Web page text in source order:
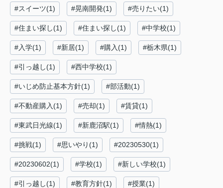
#スイーツ(1) #晃南開発(1) #売りたい(1)
#住まい探し(1) #住まい探し(1) #中学校(1)
#入学(1) #新居(1) #購入(1) #栃木県(1)
#引っ越し(1) #西中学校(1)
#いじめ防止基本方針(1) #部活動(1)
#不動産購入(1) #売却(1) #賃貸(1)
#東武日光線(1) #新鹿沼駅(1) #情熱(1)
#挑戦(1) #思いやり(1) #20230530(1)
#20230602(1) #学校(1) #新しい学校(1)
#引っ越し(1) #教育方針(1) #授業(1)